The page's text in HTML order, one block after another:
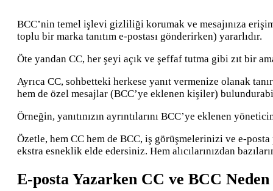
BCC’nin temel işlevi gizliliği korumak ve mesajınıza
toplu bir marka tanıtım e-postası gönderirken) yararlıdır.
Öte yandan CC, her şeyi açık ve şeffaf tutma gibi zıt bir
Ayrıca CC, sohbetteki herkese yanıt vermenize olanak
hem de özel mesajlar (BCC’ye eklenen kişiler)
Örneğin, yanıtınızın ayrıntılarını BCC’ye eklenen
Özetle, hem CC hem de BCC, iş görüşmelerinizi ve e-
ekstra esneklik elde edersiniz. Hem alıcılarınızdan
E-posta Yazarken CC ve BCC